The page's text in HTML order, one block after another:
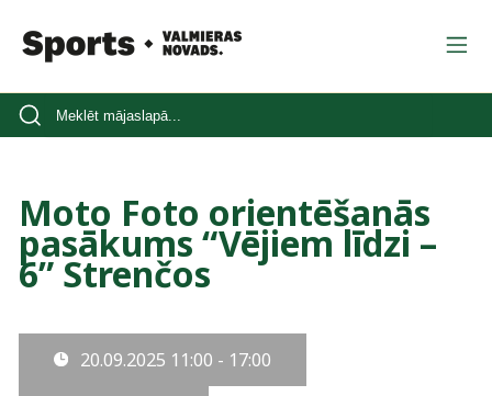
Moto Foto orientēšanās
pasākums “Vējiem līdzi –
6” Strenčos
20.09.2025 11:00 - 17:00